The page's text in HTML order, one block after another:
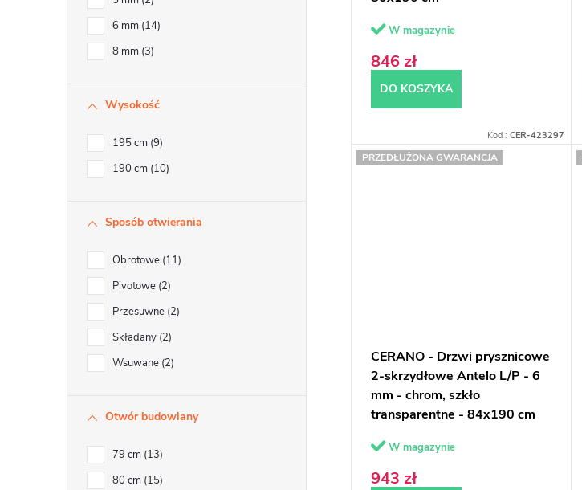
6 mm 14
8 mm 3
Wysokość
195 cm 9
190 cm 10
Sposób otwierania
Obrotowe 11
Pivotowe 2
Przesuwne 2
Składany 2
Wsuwane 2
Otwór budowlany
79 cm 13
80 cm 15
ó
w
W magazynie
846 zł
DO KOSZYKA
Kod :CER-423297
PRZEDŁUŻONA GWARANCJA
CERANO - Drzwi prysznicowe
2-skrzydłowe Antelo L/P - 6
mm - chrom, szkło
transparentne - 84x190 cm
W magazynie
943 zł